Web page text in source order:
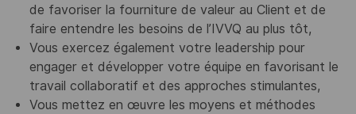
de favoriser la fourniture de valeur au Client et de
faire entendre les besoins de l’IVVQ au plus tôt,
Vous exercez également votre leadership pour
engager et développer votre équipe en favorisant le
travail collaboratif et des approches stimulantes,
Vous mettez en œuvre les moyens et méthodes